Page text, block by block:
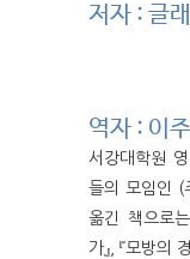
저자 : 글
역자 : 이
서강대학원
들의 모임인 (
옮긴 책으로
가』, 『모방의